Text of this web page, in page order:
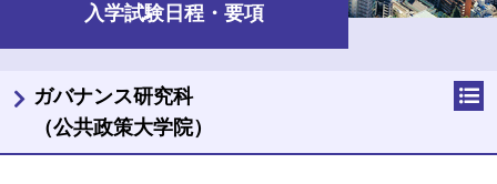
入学試験日程・要項
ガバナンス研究科
（公共政策大学院）